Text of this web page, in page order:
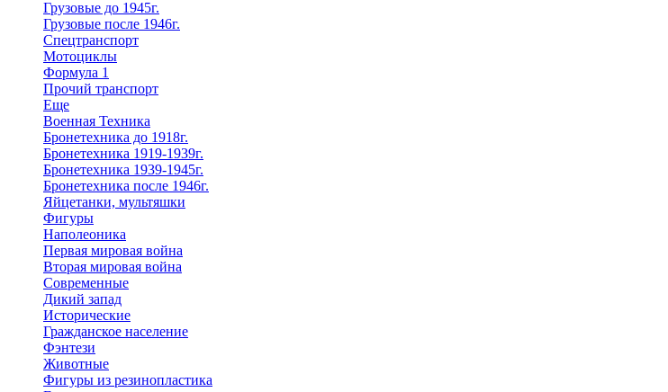
Грузовые до 1945г.
Грузовые после 1946г.
Спецтранспорт
Мотоциклы
Формула 1
Прочий транспорт
Еще
Военная Техника
Бронетехника до 1918г.
Бронетехника 1919-1939г.
Бронетехника 1939-1945г.
Бронетехника после 1946г.
Яйцетанки, мультяшки
Фигуры
Наполеоника
Первая мировая война
Вторая мировая война
Современные
Дикий запад
Исторические
Гражданское население
Фэнтези
Животные
Фигуры из резинопластика